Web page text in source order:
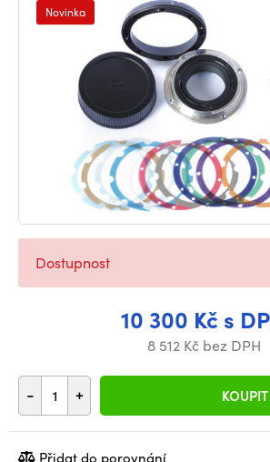
Novinka
10 300 Kč s
8 512 Kč bez DPH
- + KOUPIT
Dostupnost
Přidat do porovnání